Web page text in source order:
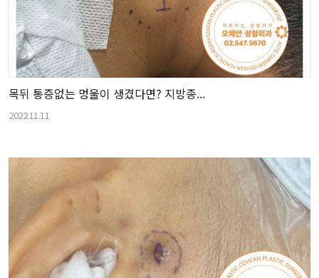
목뒤 통증없는 멍울이 생겼다면? 지방종...
2022.11.11